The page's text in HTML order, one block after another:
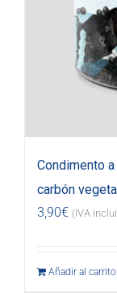
Condimento
carbón
3,90€ (IVA
Añadir al carrito